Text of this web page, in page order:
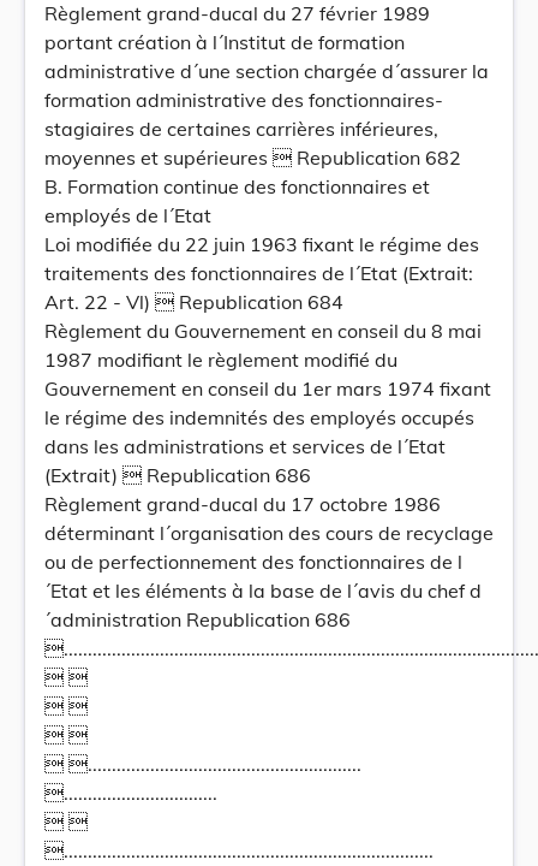
Règlement grand-ducal du 27 février 1989
portant création à l´Institut de formation
administrative d´une section chargée d´assurer la
formation administrative des fonctionnaires-
stagiaires de certaines carrières inférieures,
moyennes et supérieures  Republication 682
B. Formation continue des fonctionnaires et
employés de l´Etat
Loi modifiée du 22 juin 1963 fixant le régime des
traitements des fonctionnaires de l´Etat (Extrait:
Art. 22 - Vl)  Republication 684
Règlement du Gouvernement en conseil du 8 mai
1987 modifiant le règlement modifié du
Gouvernement en conseil du 1er mars 1974 fixant
le régime des indemnités des employés occupés
dans les administrations et services de l´Etat
(Extrait)  Republication 686
Règlement grand-ducal du 17 octobre 1986
déterminant l´organisation des cours de recyclage
ou de perfectionnement des fonctionnaires de l
´Etat et les éléments à la base de l´avis du chef d
´administration Republication 686
 
 
 
 .........................................................
................................
 
.............................................................................